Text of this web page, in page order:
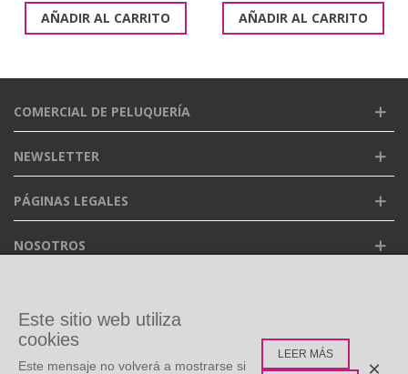
AÑADIR AL CARRITO AÑADIR AL CARRITO
COMERCIAL DE PELUQUERÍA
NEWSLETTER
PÁGINAS LEGALES
NOSOTROS
ETIQUETAS POPULARES
Este sitio web utiliza
cookies
Este mensaje no volverá a mostrarse si
LEER MÁS
×